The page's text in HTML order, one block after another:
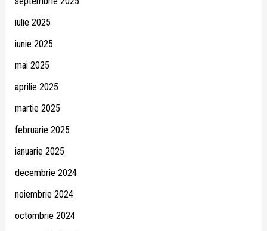
iulie 2025
iunie 2025
mai 2025
aprilie 2025
martie 2025
februarie 2025
ianuarie 2025
decembrie 2024
noiembrie 2024
octombrie 2024